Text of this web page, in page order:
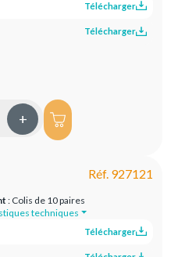
Télécharger
Télécharger
+
Réf. 927121
: Colis de 10 paires
techniques
Télécharger